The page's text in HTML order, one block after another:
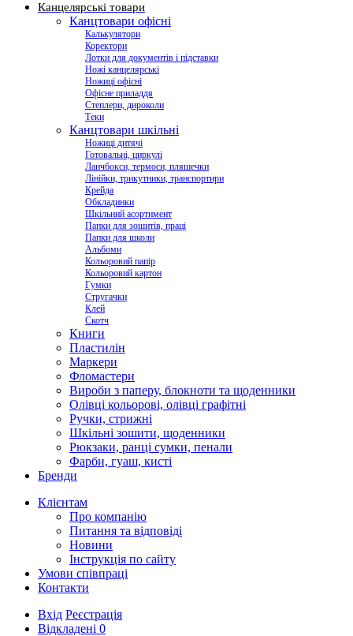
Канцелярські товари
Канцтовари офісні
Калькулятори
Коректори
Лотки для документів і підставки
Ножі канцелярські
Ножиці офісні
Офісне приладдя
Степлери, дироколи
Теки
Канцтовари шкільні
Ножиці дитячі
Готовальні, циркулі
Ланчбокси, термоси, пляшечки
Лінійки, трикутники, транспортири
Крейда
Обкладинки
Шкільний асортимент
Папки для зошитів, праці
Папки для школи
Альбоми
Кольоровий папір
Кольоровий картон
Гумки
Стругачки
Клей
Скотч
Книги
Пластилін
Маркери
Фломастери
Вироби з паперу, блокноти та щоденники
Олівці кольорові, олівці графітні
Ручки, стрижні
Шкільні зошити, щоденники
Рюкзаки, ранці сумки, пенали
Фарби, гуаш, кисті
Бренди
Клієнтам
Про компанію
Питання та відповіді
Новини
Інструкція по сайту
Умови співпраці
Контакти
Вхід Реєстрація
Відкладені 0